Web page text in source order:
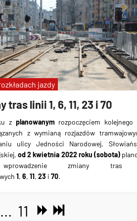
tras linii 1, 6, 11, 23 i 70
z planowanym rozpoczęciem kolejnego
z wymianą rozjazdów
ulicy Jedności Narodowej,
od 2 kwietnia 2022 roku (sobota)
zmiany tras
1, 6, 11, 23 i 70.
jazdy
... 11